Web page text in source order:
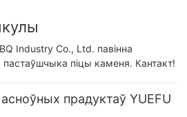
Industry Co., Ltd. павінна
пастаўшчыка піцы каменя. Кантакт!
прадуктаў YUEFU